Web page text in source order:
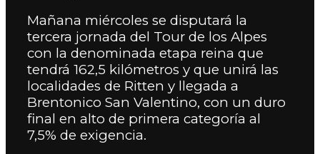
Mañana miércoles se disputará la
tercera jornada del Tour de los Alpes
con la denominada etapa reina que
tendrá 162,5 kilómetros y que unirá las
localidades de Ritten y llegada a
Brentonico San Valentino, con un duro
final en alto de primera categoría al
7,5% de exigencia.